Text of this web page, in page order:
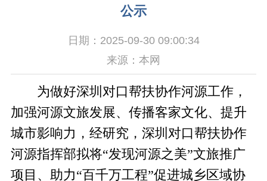
公示
日期：2025-09-30 09:00:34
来源：本网
为做好深圳对口帮扶协作河源工作，
加强河源文旅发展、传播客家文化、提升
城市影响力，经研究，深圳对口帮扶协作
河源指挥部拟将“发现河源之美”文旅推广
项目、
助力“百千万工程”促进城乡区域协